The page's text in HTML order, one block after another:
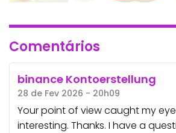
Comentários
binance Kontoerstellung
28 de Fev 2026 - 20h09
Your point of view caught my
interesting. Thanks. I have a